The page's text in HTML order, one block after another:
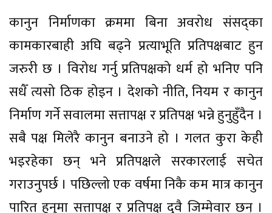
कानुन निर्माणका क्रममा बिना अवरोध संसद्का
कामकारबाही अघि बढ्ने प्रत्याभूति प्रतिपक्षबाट हुन
जरुरी छ । विरोध गर्नु प्रतिपक्षको धर्म हो भनिए पनि
सधैँ त्यसो ठिक होइन । देशको नीति, नियम र कानुन
निर्माण गर्ने सवालमा सत्तापक्ष र प्रतिपक्ष भन्ने हुनुहुँदैन ।
सबै पक्ष मिलेरै कानुन बनाउने हो । गलत कुरा केही
भइरहेका छन् भने प्रतिपक्षले सरकारलाई सचेत
गराउनुपर्छ । पछिल्लो एक वर्षमा निकै कम मात्र कानुन
पारित हुनुमा सत्तापक्ष र प्रतिपक्ष दुवै जिम्मेवार छन् ।